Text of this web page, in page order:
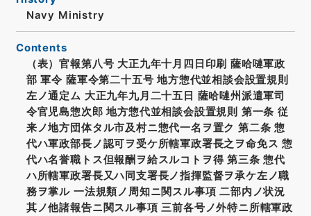
Navy Ministry
Contents
（表）官報第八号 大正九年十月四日印刷 薩哈嗹軍政
部 軍令 薩軍令第二十五号 地方惣代並相談会設置規則
左ノ通定ム 大正九年九月二十五日 薩哈嗹州派遣軍司
令官児島惣次郎 地方惣代並相談会設置規則 第一条 従
来ノ地方団体タル市及村ニ惣代一名ヲ置ク 第二条 惣
代ハ軍政部長ノ認可ヲ受ケ所轄軍政署長之ヲ命免ス 惣
代ハ名誉職トス但報酬ヲ給スルコトヲ得 第三条 惣代
ハ所轄軍政署長又ハ同支署長ノ指揮監督ヲ承ケ左ノ職
務ヲ掌ル 一法規類ノ周知ニ関スル事項 二部内ノ状況
其ノ他諸報告ニ関スル事項 三前各号ノ外特ニ所轄軍政